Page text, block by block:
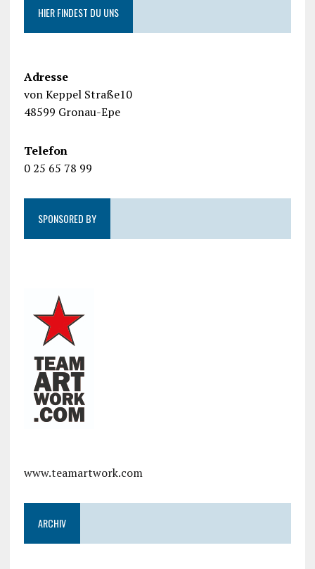
HIER FINDEST DU UNS
Adresse
von Keppel Straße10
48599 Gronau-Epe
Telefon
0 25 65 78 99
SPONSORED BY
www.teamartwork.com
ARCHIV